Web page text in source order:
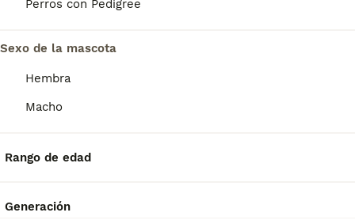
Perros con Pedigree
Sexo de la mascota
Hembra
Macho
Rango de edad
Generación
¿Cuáles son los pros y
¿Por qué es caro el perro